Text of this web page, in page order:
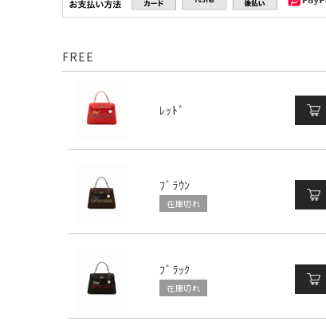
FREE
ﾚｯﾄﾞ
ﾌﾞﾗｳﾝ
在庫切れ
ﾌﾞﾗｯｸ
在庫切れ